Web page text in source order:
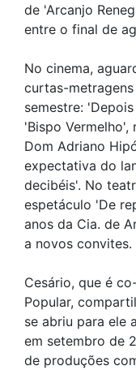
de 'Arcanjo
entre o final de
No cinema,
curtas-
semestre:
'Bispo
Dom Adriano
expectativa do
decibéis'. No
espetáculo 'De
anos da Cia. de
a novos convites.
Cesário, que é
Popular,
se abriu para ele
em setembro de
de produções